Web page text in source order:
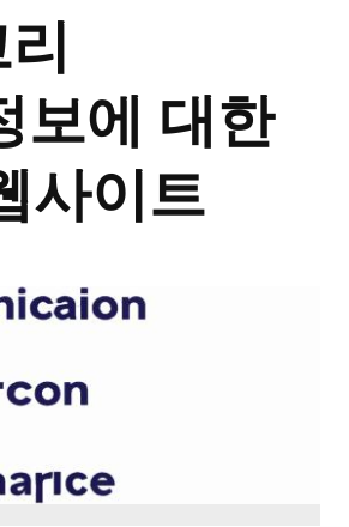
보에 대한
사이트